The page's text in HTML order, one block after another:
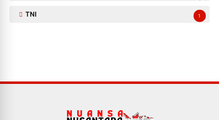
TNI 1